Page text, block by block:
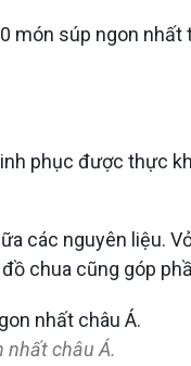
súp ngon
phục được thực
các nguyên liệu.
chua cũng góp
nhất châu Á.